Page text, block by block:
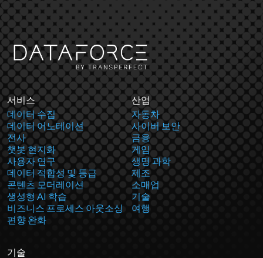
서비스
데이터 수집
데이터 어노테이션
전사
챗봇 현지화
사용자 연구
데이터 적합성 및 등급
콘텐츠 모더레이션
생성형 AI 학습
비즈니스 프로세스 아웃소싱
편향 완화
산업
자동차
사이버 보안
금융
게임
생명 과학
제조
소매업
기술
여행
기술